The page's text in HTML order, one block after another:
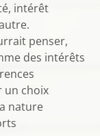
intérêt
penser,
des intérêts
un choix
nature